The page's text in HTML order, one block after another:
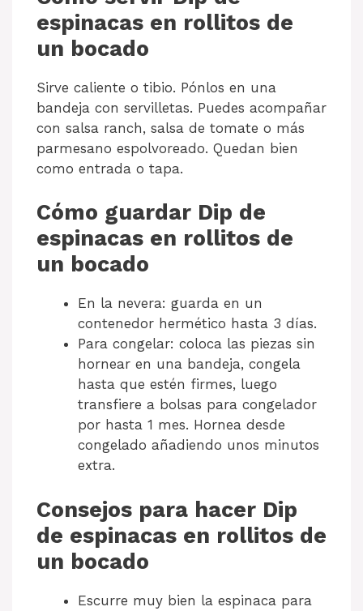
espinacas en rollitos de
un bocado
Sirve caliente o tibio. Pónlos en una
bandeja con servilletas. Puedes acompañar
con salsa ranch, salsa de tomate o más
parmesano espolvoreado. Quedan bien
como entrada o tapa.
Cómo guardar Dip de
espinacas en rollitos de
un bocado
En la nevera: guarda en un
contenedor hermético hasta 3 días.
Para congelar: coloca las piezas sin
hornear en una bandeja, congela
hasta que estén firmes, luego
transfiere a bolsas para congelador
por hasta 1 mes. Hornea desde
congelado añadiendo unos minutos
extra.
Consejos para hacer Dip
de espinacas en rollitos de
un bocado
Escurre muy bien la espinaca para